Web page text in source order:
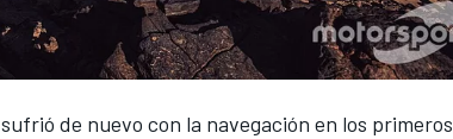
sufrió de nuevo con la navegación en los primeros